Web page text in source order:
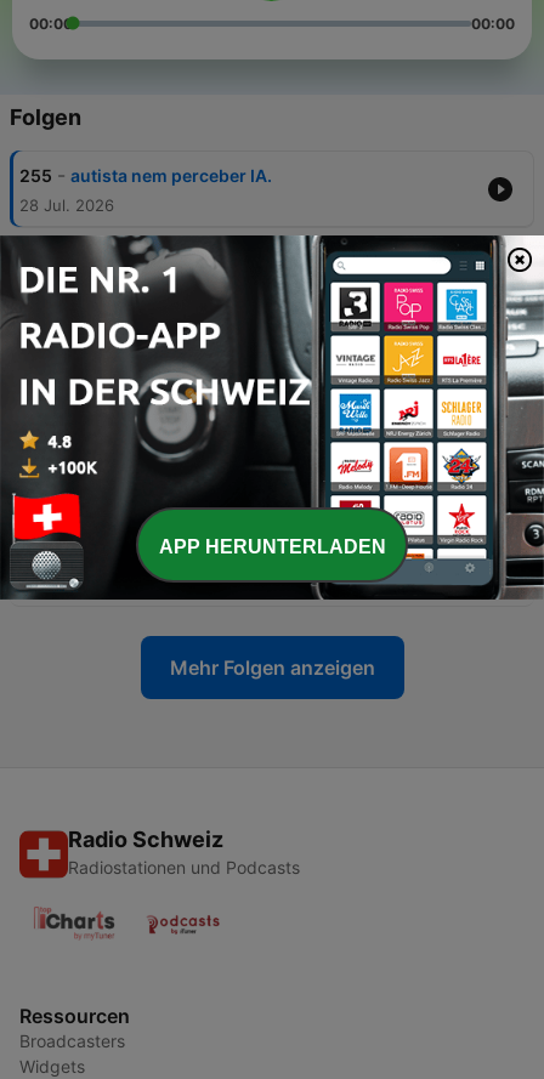
00:00 00:00
Folgen
255 - autista nem perceber IA.
28 Jul. 2026
com pessoas: Miguel Neves - “sucking d*ck for
raspadinha”.
21 Jul. 2026
253 - ou não da comunidade LGBT e contar a pessoas
que são horríveis
15 Jul. 2026
252 - com pessoas: Anita Nobre - "O Chester [Linkin
Park] não se matou".
09 Jul. 2026
251 - com o meu odor, extremo bom aspecto e dia
cocó.
30 Jun. 2026
Mehr Folgen anzeigen
Radio Schweiz
Radiostationen und Podcasts
Ressourcen
Broadcasters
Widgets
APP HERUNTERLADEN